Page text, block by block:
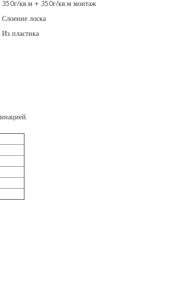
350г/кв.м + 350г/кв.м монтаж
Слоение лоска
Из пластика